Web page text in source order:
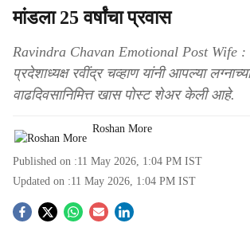
मांडला 25 वर्षांचा प्रवास
Ravindra Chavan Emotional Post Wife
प्रदेशाध्यक्ष रवींद्र चव्हाण यांनी आपल्या
वाढदिवसानिमित्त खास पोस्ट शेअर केली आहे.
Roshan More
Published on :11 May 2026, 1:04 PM IST
Updated on :11 May 2026, 1:04 PM IST
S